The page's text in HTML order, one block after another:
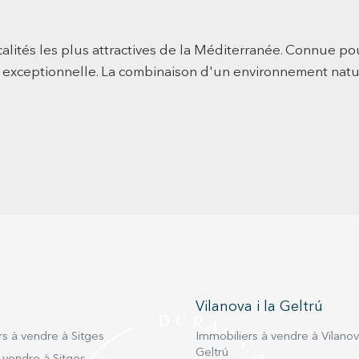
une
dans
les plus attractives de la Méditerranée. Connue
La combinaison d'un environnement
à vendre à Sitges
Vilanova i la Geltrú
Immobiliers à vendre à
Geltrú